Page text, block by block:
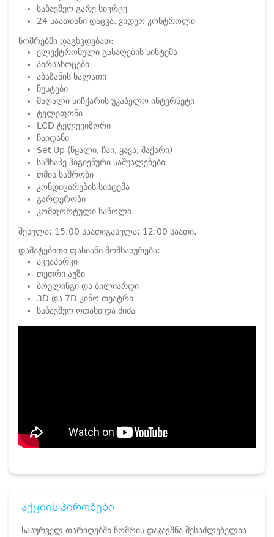
საბავშვო გარე სივრცე
24 საათიანი დაცვა, ვიდეო კონტროლი
ნომრებში დაგხვდებათ:
ელექტრონული გასაღების სისტემა
პირსახოცები
აბაზანის ხალათი
ჩუსტები
მაღალი სიჩქარის უკაბელო ინტერნეტი
ტელეფონი
LCD ტელევიზორი
ჩაიდანი
Set Up (წყალი, ჩაი, ყავა, შაქარი)
საშხაპე ჰიგიენური საშუალებები
თმის საშრობი
კონდიცირების სისტემა
გარდერობი
კომფორტული საწოლი
შესვლა: 15:00 საათიგასვლა: 12:00 საათი.
დამატებითი ფასიანი მომსახურება:
აკვაპარკი
თეთრი აუზი
ბოულინგი და ბილიარდი
3D და 7D კინო თეატრი
საბავშვო ოთახი და ძიძა
აქციის პირობები
სასურველ თარიღებში ნომრის დაჯავშნა შესაძლებელია